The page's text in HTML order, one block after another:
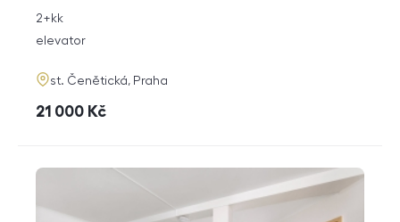
rozměry
2+kk
funkce
elevator
adresa
st. Čenětická, Praha
cena
21 000 Kč